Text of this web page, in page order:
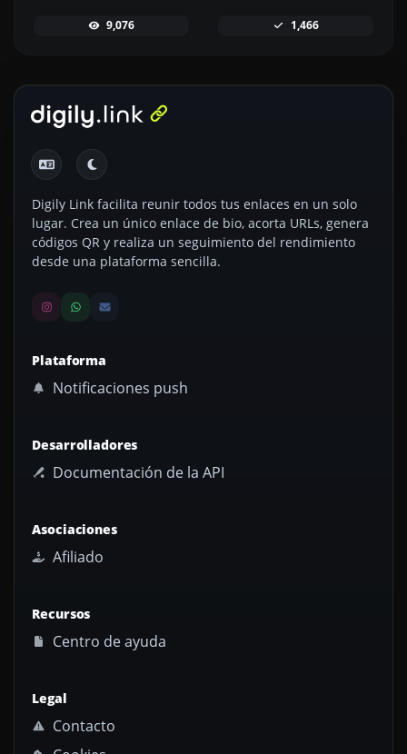
9,076 1,466
Digily Link facilita reunir todos tus enlaces en un solo
lugar. Crea un único enlace de bio, acorta URLs, genera
códigos QR y realiza un seguimiento del rendimiento
desde una plataforma sencilla.
Plataforma
Notificaciones push
Desarrolladores
Documentación de la API
Asociaciones
Afiliado
Recursos
Centro de ayuda
Legal
Contacto